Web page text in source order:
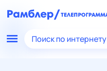
Поиск по интернету